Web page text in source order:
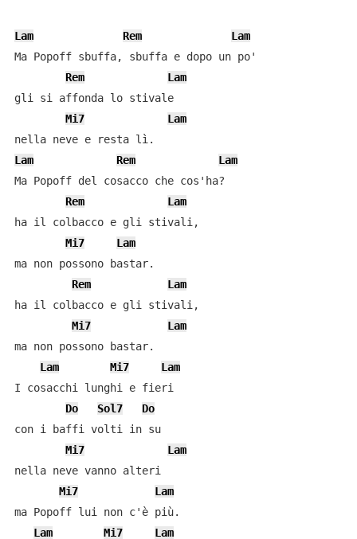
Lam Rem
Lam
Ma Popoff sbuffa, sbuffa e dopo un po'
Rem
Lam
gli si affonda lo stivale
Mi7
Lam
Lam
Rem
Lam
Ma Popoff del cosacco che cos'ha?
Rem
Lam
ha il colbacco e gli stivali,
Mi7
Lam
ma non possono bastar.
Rem
Lam
ha il colbacco e gli stivali,
Mi7
Lam
ma non possono bastar.
Lam
Mi7
Lam
I cosacchi lunghi e fieri
Do
Sol7
Do
con i baffi volti in su
Mi7
Lam
nella neve vanno alteri
Mi7
Lam
ma Popoff lui non c'è più.
Lam
Mi7 Lam